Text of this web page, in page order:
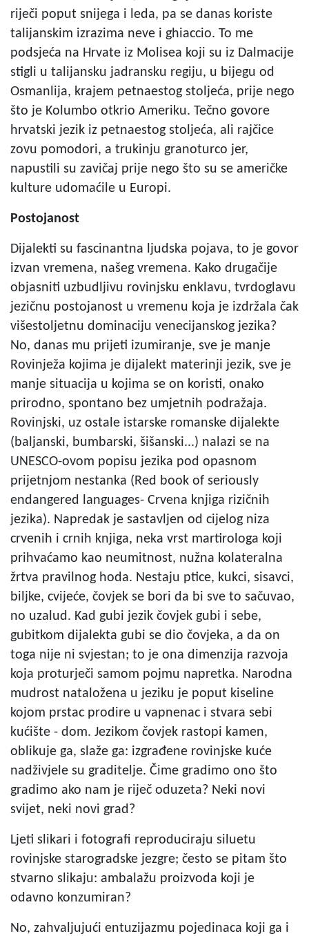
riječi poput snijega i leda, pa se danas koriste
talijanskim izrazima neve i ghiaccio. To me
podsjeća na Hrvate iz Molisea koji su iz Dalmacije
stigli u talijansku jadransku regiju, u bijegu od
Osmanlija, krajem petnaestog stoljeća, prije nego
što je Kolumbo otkrio Ameriku. Tečno govore
hrvatski jezik iz petnaestog stoljeća, ali rajčice
zovu pomodori, a trukinju granoturco jer,
napustili su zavičaj prije nego što su se američke
kulture udomaćile u Europi.
Postojanost
Dijalekti su fascinantna ljudska pojava, to je govor
izvan vremena, našeg vremena. Kako drugačije
objasniti uzbudljivu rovinjsku enklavu, tvrdoglavu
jezičnu postojanost u vremenu koja je izdržala čak
višestoljetnu dominaciju venecijanskog jezika?
No, danas mu prijeti izumiranje, sve je manje
Rovinježa kojima je dijalekt materinji jezik, sve je
manje situacija u kojima se on koristi, onako
prirodno, spontano bez umjetnih podražaja.
Rovinjski, uz ostale istarske romanske dijalekte
(baljanski, bumbarski, šišanski...) nalazi se na
UNESCO-ovom popisu jezika pod opasnom
prijetnjom nestanka (Red book of seriously
endangered languages- Crvena knjiga rizičnih
jezika). Napredak je sastavljen od cijelog niza
crvenih i crnih knjiga, neka vrst martirologa koji
prihvaćamo kao neumitnost, nužna kolateralna
žrtva pravilnog hoda. Nestaju ptice, kukci, sisavci,
biljke, cvijeće, čovjek se bori da bi sve to sačuvao,
no uzalud. Kad gubi jezik čovjek gubi i sebe,
gubitkom dijalekta gubi se dio čovjeka, a da on
toga nije ni svjestan; to je ona dimenzija razvoja
koja proturječi samom pojmu napretka. Narodna
mudrost nataložena u jeziku je poput kiseline
kojom prstac prodire u vapnenac i stvara sebi
kućište - dom. Jezikom čovjek rastopi kamen,
oblikuje ga, slaže ga: izgrađene rovinjske kuće
nadživjele su graditelje. Čime gradimo ono što
gradimo ako nam je riječ oduzeta? Neki novi
svijet, neki novi grad?
Ljeti slikari i fotografi reproduciraju siluetu
rovinjske starogradske jezgre; često se pitam što
stvarno slikaju: ambalažu proizvoda koji je
odavno konzumiran?
No, zahvaljujući entuzijazmu pojedinaca koji ga i